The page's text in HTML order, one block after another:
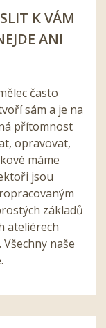
K VÁM
ANI
často
sám a je na
přítomnost
opravovat,
máme
jsou
základů
ateliérech
naše